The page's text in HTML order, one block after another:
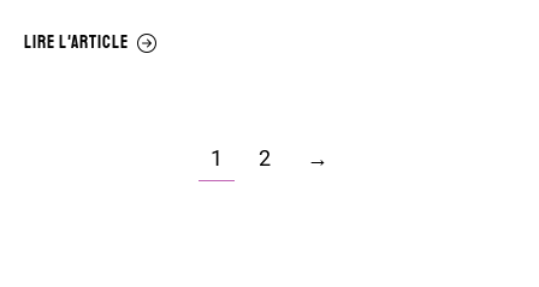
LIRE L'ARTICLE
1 2 →